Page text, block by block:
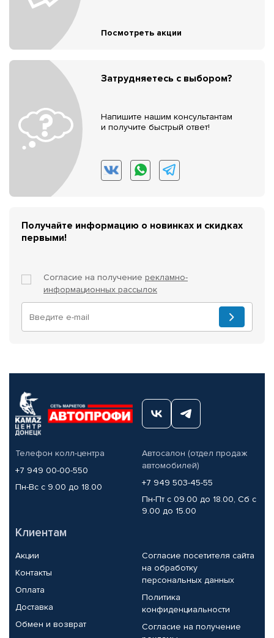
Посмотреть акции
Затрудняетесь с выбором?
Напишите нашим консультантам
и получите быстрый ответ!
Получайте информацию о новинках и скидках
первыми!
Согласие на получение рекламно-
информационных рассылок
Телефон колл-центра
+7 949 00-00-550
Пн-Вс с 9.00 до 18.00
Автосалон (отдел продаж
автомобилей)
+7 949 503-45-55
Пн-Пт с 09.00 до 18.00, Сб с
9.00 до 15.00
Клиентам
Акции
Контакты
Оплата
Доставка
Обмен и возврат
Согласие посетителя сайта
на обработку
персональных данных
Политика
конфиденциальности
Согласие на получение